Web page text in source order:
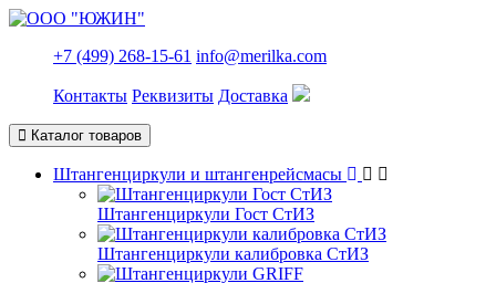
+7 (499) 268-15-61 info@merilka.com
Контакты Реквизиты Доставка
Каталог товаров
Штангенциркули и штангенрейсмасы
Штангенциркули Гост СтИЗ
Штангенциркули калибровка СтИЗ